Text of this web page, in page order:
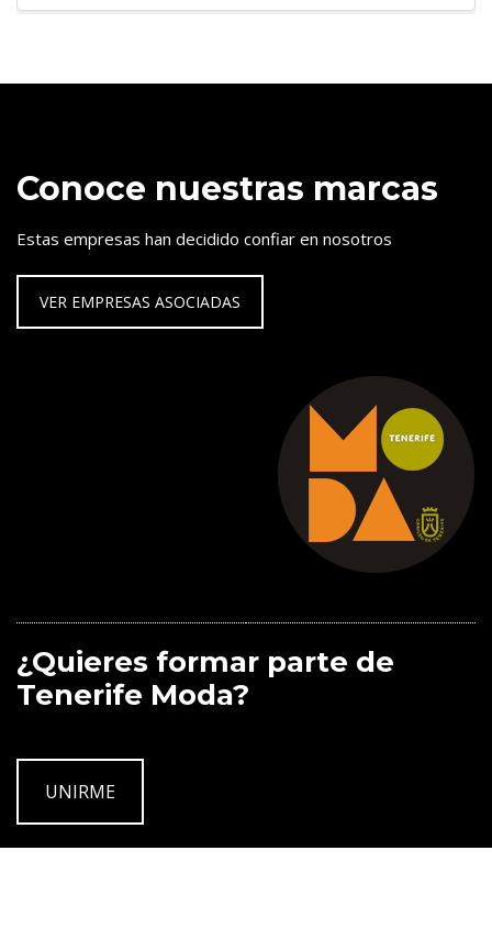
Conoce nuestras marcas
Estas empresas han decidido confiar en nosotros
VER EMPRESAS ASOCIADAS
¿Quieres formar parte de
Tenerife Moda?
UNIRME